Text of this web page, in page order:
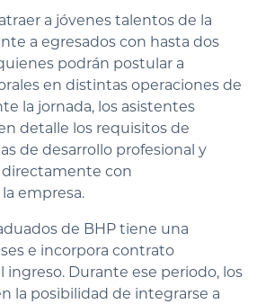
a jóvenes talentos de la
a egresados con hasta dos
podrán postular a
en distintas operaciones de
la jornada, los asistentes
detalle los requisitos de
de desarrollo profesional y
directamente con
empresa.
de BHP tiene una
e incorpora contrato
Durante ese periodo, los
la posibilidad de integrarse a